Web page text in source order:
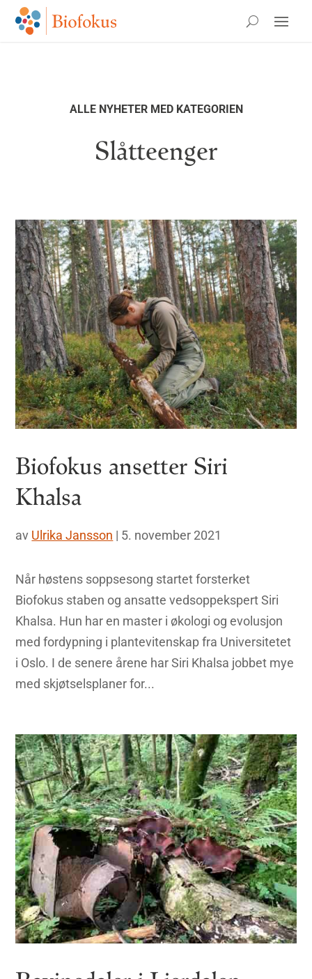
ALLE NYHETER MED KATEGORIEN
Slåtteenger
Biofokus ansetter Siri
Khalsa
av Ulrika Jansson | 5. november 2021
Når høstens soppsesong startet forsterket
Biofokus staben og ansatte vedsoppekspert Siri
Khalsa. Hun har en master i økologi og evolusjon
med fordypning i plantevitenskap fra Universitetet
i Oslo. I de senere årene har Siri Khalsa jobbet mye
med skjøtselsplaner for...